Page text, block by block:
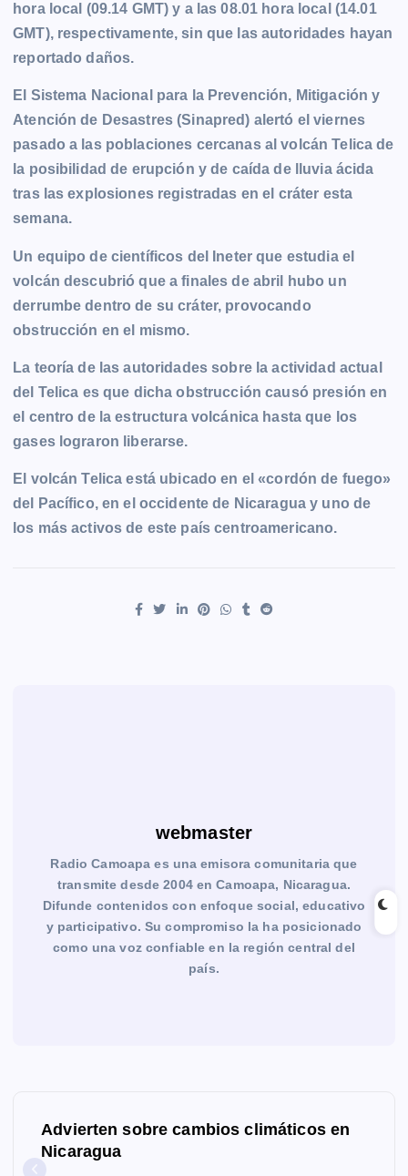
hora local (09.14 GMT) y a las 08.01 hora local (14.01
GMT), respectivamente, sin que las autoridades hayan
reportado daños.
El Sistema Nacional para la Prevención, Mitigación y
Atención de Desastres (Sinapred) alertó el viernes
pasado a las poblaciones cercanas al volcán Telica de
la posibilidad de erupción y de caída de lluvia ácida
tras las explosiones registradas en el cráter esta
semana.
Un equipo de científicos del Ineter que estudia el
volcán descubrió que a finales de abril hubo un
derrumbe dentro de su cráter, provocando
obstrucción en el mismo.
La teoría de las autoridades sobre la actividad actual
del Telica es que dicha obstrucción causó presión en
el centro de la estructura volcánica hasta que los
gases lograron liberarse.
El volcán Telica está ubicado en el «cordón de fuego»
del Pacífico, en el occidente de Nicaragua y uno de
los más activos de este país centroamericano.
webmaster
Radio Camoapa es una emisora comunitaria que
transmite desde 2004 en Camoapa, Nicaragua.
Difunde contenidos con enfoque social, educativo
y participativo. Su compromiso la ha posicionado
como una voz confiable en la región central del
país.
Advierten sobre cambios climáticos en
Nicaragua